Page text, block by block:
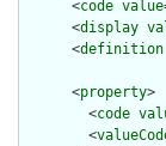
      <
code value
      <
display
      <
definition
      <
property>
        <
code
        <